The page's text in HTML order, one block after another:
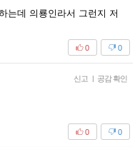
는데 의룡인라서 그런지 저
0
0
신고 | 공감 확인
0
0